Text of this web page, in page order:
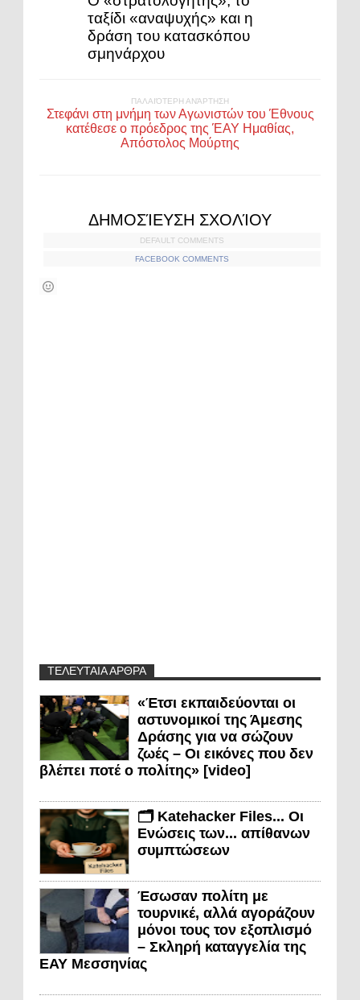
ταξίδι «αναψυχής» και η
δράση του κατασκόπου
σμηνάρχου
ΠΑΛΑΙΌΤΕΡΗ ΑΝΆΡΤΗΣΗ
Στεφάνι στη μνήμη των Αγωνιστών του Έθνους
κατέθεσε ο πρόεδρος της ΈΑΥ Ημαθίας,
Απόστολος Μούρτης
ΔΗΜΟΣΊΕΥΣΗ ΣΧΟΛΊΟΥ
DEFAULT COMMENTS
FACEBOOK COMMENTS
ΤΕΛΕΥΤΑΙΑ ΑΡΘΡΑ
«Έτσι εκπαιδεύονται οι
αστυνομικοί της Άμεσης
Δράσης για να σώζουν
ζωές – Οι εικόνες που δεν
βλέπει ποτέ ο πολίτης» [video]
🗂️ Katehacker Files... Οι
Ενώσεις των... απίθανων
συμπτώσεων
Έσωσαν πολίτη με
τουρνικέ, αλλά αγοράζουν
μόνοι τους τον εξοπλισμό
– Σκληρή καταγγελία της
ΕΑΥ Μεσσηνίας